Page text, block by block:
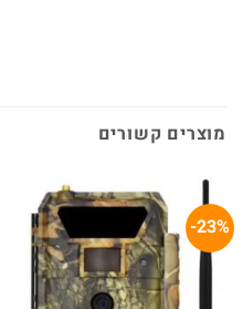
מוצרים קשורים
23%-
המלאי אזל